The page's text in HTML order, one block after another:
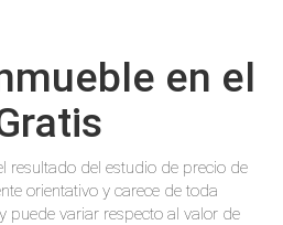
en el
orientativo y carece de toda
puede variar respecto al valor de